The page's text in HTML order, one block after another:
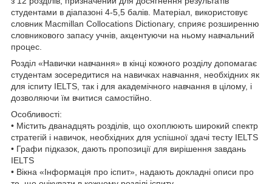
студентами в діапазоні 4-5,5 балів. Матеріал, використовує
словник Macmillan Collocations Dictionary, сприяє розширенню
словникового запасу учнів, акцентуючи на ньому навчальний
процес.
Розділ «Навички навчання» в кінці кожного розділу допомагає
студентам зосередитися на навичках навчання, необхідних як
для іспиту IELTS, так і для академічного навчання в цілому, і
дозволяючи їм вчитися самостійно.
Особливості:
• Містить дванадцять розділів, що охоплюють широкий спектр
стратегій і навичок, необхідних для успішної здачі тесту IELTS
• Графи підказок, дають пропозиції для вирішення завдань
IELTS
• Вікна «Інформація про іспит», надають докладні описи про